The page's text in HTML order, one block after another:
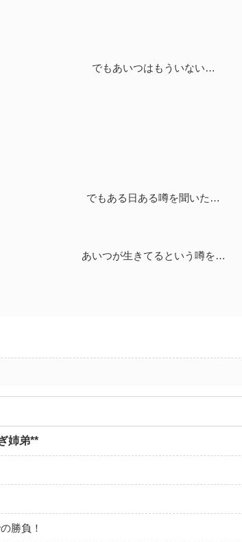
でもあいつはもういない…
でもある日ある噂を聞いた…
あいつが生きてるという噂を…
姉弟**
勝負！